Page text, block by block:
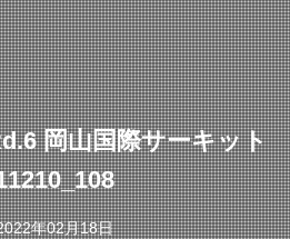
岡山国際サーキット
年02月18日